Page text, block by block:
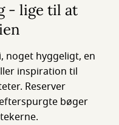
- lige til at
noget hyggeligt, en
inspiration til
Reserver
bøger